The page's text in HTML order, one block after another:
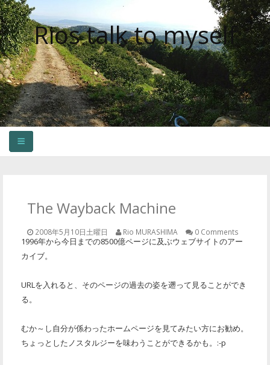
Rios talk to myself
OLDER CONTENTS
The Wayback Machine
2008年5月10日土曜日 Rio MURASHIMA 0 Comments
1996年から今日までの8500億ページに及ぶウェブサイトのアー
カイブ。
URLを入れると、そのページの過去の姿を遡って見ることができ
る。
むか～し自分が係わったホームページを見てみたい方にお勧め。
ちょっとしたノスタルジーを味わうことができるかも。:-p